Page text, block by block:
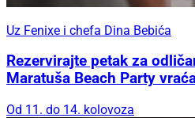
Uz Fenixe i chefa Dina Bebića
Rezervirajte petak za
Maratuša Beach Party
Od 11. do 14. kolovoza